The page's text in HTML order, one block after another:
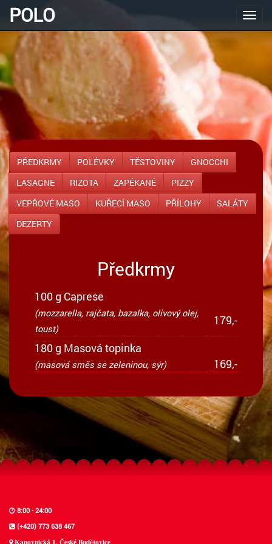
POLO
PŘEDKRMY POLÉVKY TĚSTOVINY
GNOCCHI
LASAGNE
RIZOTA ZAPÉKANÉ
PIZZY
VEPŘOVÉ MASO
KUŘECÍ MASO PŘÍLOHY
SALÁTY
DEZERTY
Předkrmy
100 g Caprese
(mozzarella, rajčata, bazalka, olivový olej,
toust)
179,-
180 g Masová topinka
(masová směs se zeleninou, sýr) 169,-
8:00 - 24:00
(+420) 773 638 467
Kanovnická 1, České Budějovice